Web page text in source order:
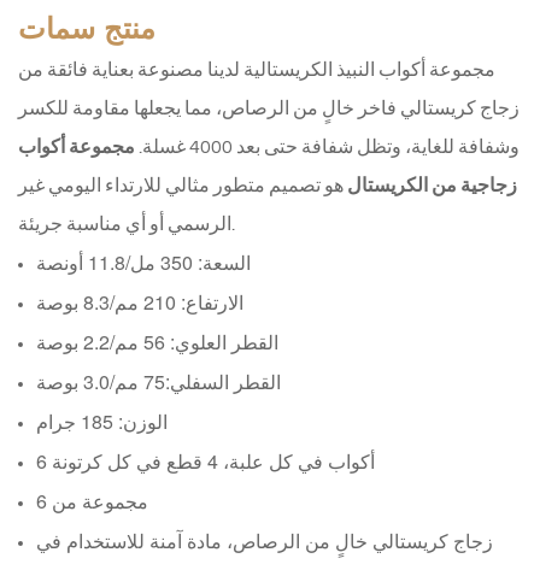
منتج سمات
مجموعة أكواب النبيذ الكريستالية لدينا مصنوعة بعناية فائقة من
زجاج كريستالي فاخر خالٍ من الرصاص، مما يجعلها مقاومة للكسر
وشفافة للغاية، وتظل شفافة حتى بعد 4000 غسلة.
مجموعة أكواب
زجاجية من الكريستال هو تصميم متطور مثالي للارتداء اليومي غير
السعة: 350 مل/11.8 أونصة
الارتفاع: 210 مم/8.3 بوصة
القطر العلوي: 56 مم/2.2 بوصة
القطر السفلي:75 مم/3.0 بوصة
الوزن: 185 جرام
6 أكواب في كل علبة، 4 قطع في كل كرتونة
مجموعة من 6
زجاج كريستالي خالٍ من الرصاص، مادة آمنة للاستخدام في